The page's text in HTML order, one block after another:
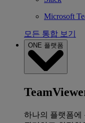
Microsoft
모든 통합 보기
ONE 플랫폼
하나의 플랫폼에